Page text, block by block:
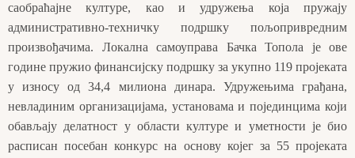
саобраћајне културе, као и удружења која пружају
административно-техничку подршку пољопривредним
произвођачима. Локална самоуправа Бачка Топола је ове
године пружио финансијску подршку за укупно 119 пројеката
у износу од 34,4 милиона динара. Удружењима грађана,
невладиним организацијама, установама и појединцима који
обављају делатност у области културе и уметности је био
расписан посебан конкурс на основу којег за 55 пројеката